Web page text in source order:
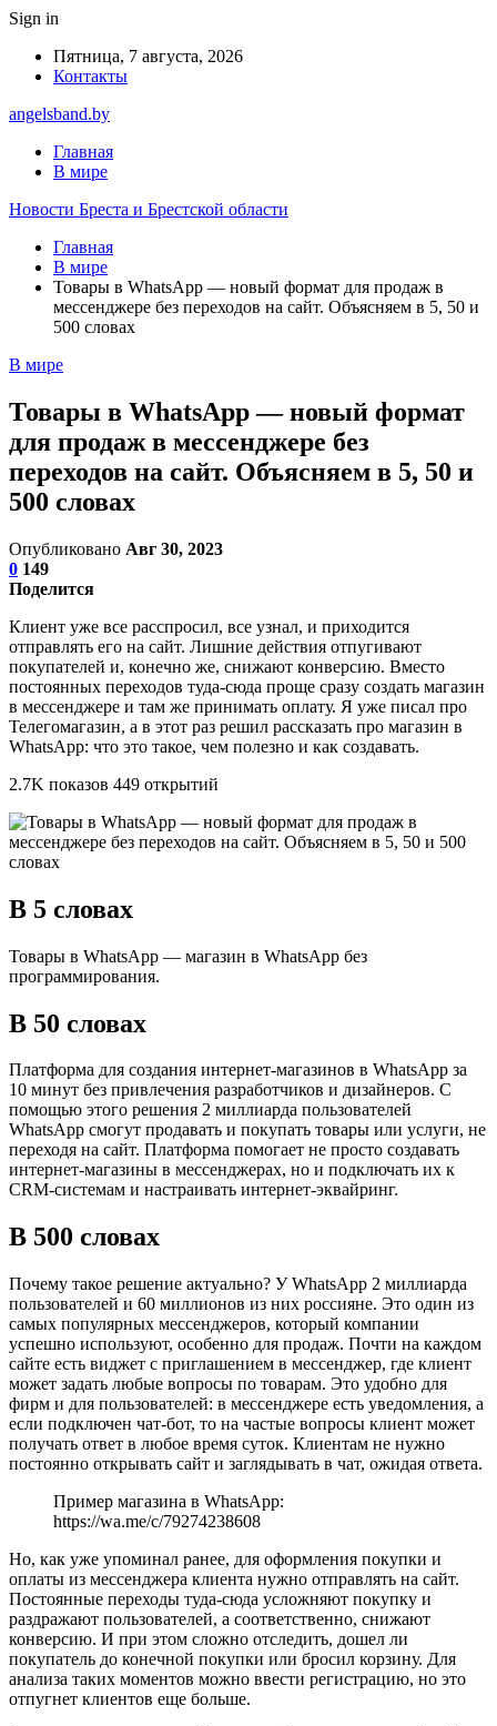
Sign in
Пятница, 7 августа, 2026
Контакты
angelsband.by
Главная
В мире
Новости Бреста и Брестской области
Главная
В мире
Товары в WhatsApp — новый формат для продаж в
мессенджере без переходов на сайт. Объясняем в 5, 50 и
500 словах
В мире
Товары в WhatsApp — новый формат
для продаж в мессенджере без
переходов на сайт. Объясняем в 5, 50 и
500 словах
Опубликовано Авг 30, 2023
0 149
Поделится
Клиент уже все расспросил, все узнал, и приходится
отправлять его на сайт. Лишние действия отпугивают
покупателей и, конечно же, снижают конверсию. Вместо
постоянных переходов туда-сюда проще сразу создать магазин
в мессенджере и там же принимать оплату. Я уже писал про
Телегомагазин, а в этот раз решил рассказать про магазин в
WhatsApp: что это такое, чем полезно и как создавать.
2.7K показов 449 открытий
В 5 словах
Товары в WhatsApp — магазин в WhatsApp без
программирования.
В 50 словах
Платформа для создания интернет-магазинов в WhatsApp за
10 минут без привлечения разработчиков и дизайнеров. С
помощью этого решения 2 миллиарда пользователей
WhatsApp смогут продавать и покупать товары или услуги, не
переходя на сайт. Платформа помогает не просто создавать
интернет-магазины в мессенджерах, но и подключать их к
CRM-системам и настраивать интернет-эквайринг.
В 500 словах
Почему такое решение актуально? У WhatsApp 2 миллиарда
пользователей и 60 миллионов из них россияне. Это один из
самых популярных мессенджеров, который компании
успешно используют, особенно для продаж. Почти на каждом
сайте есть виджет с приглашением в мессенджер, где клиент
может задать любые вопросы по товарам. Это удобно для
фирм и для пользователей: в мессенджере есть уведомления, а
если подключен чат-бот, то на частые вопросы клиент может
получать ответ в любое время суток. Клиентам не нужно
постоянно открывать сайт и заглядывать в чат, ожидая ответа.
Пример магазина в WhatsApp:
https://wa.me/c/79274238608
Но, как уже упоминал ранее, для оформления покупки и
оплаты из мессенджера клиента нужно отправлять на сайт.
Постоянные переходы туда-сюда усложняют покупку и
раздражают пользователей, а соответственно, снижают
конверсию. И при этом сложно отследить, дошел ли
покупатель до конечной покупки или бросил корзину. Для
анализа таких моментов можно ввести регистрацию, но это
отпугнет клиентов еще больше.